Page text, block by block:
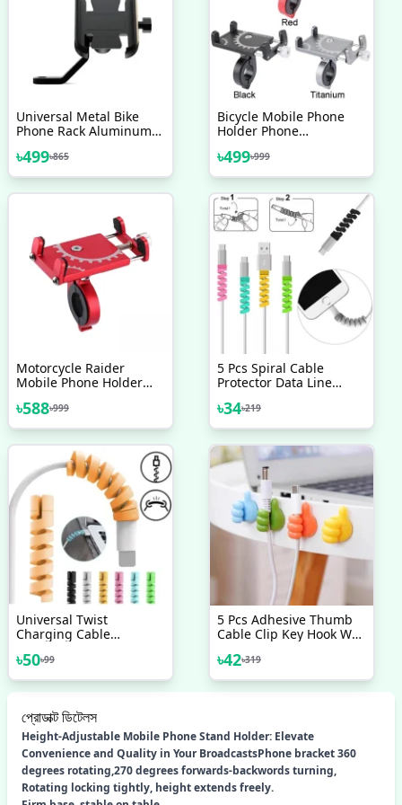
Universal Metal Bike
Phone Rack Aluminum
Phone Holder
Motorcycle Bike
৳499৳865
Bicycle Mobile Phone
Holder Phone
Moto Handlebar
Aluminum Alloy
Bicycle Accessories
৳499৳999
Motorcycle Raider
Mobile Phone Holder
Mobile Phone Holder
Adjustable Bike
৳588৳999
5 Pcs Spiral Cable
Protector Data Line
Protective For All USB
Charging Earphone
৳34৳219
Universal Twist
Charging Cable
For USB Charger Cable
Cord Protective Sleeve
For Phones Computer
৳50৳99
5 Pcs Adhesive Thumb
Cable Clip Key Hook Wall
Cable Organizer Holder
Desktop Cord Wire Clips
Keeper Multi-Function
৳42৳319
প্রোডাক্ট ডিটেলস
Height-Adjustable Mobile Phone Stand Holder: Elevate
Convenience and Quality in Your BroadcastsPhone bracket 360
degrees rotating,270 degrees forwards-backwords turning,
Rotating locking tightly, height extends freely.